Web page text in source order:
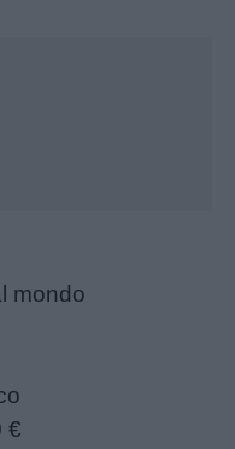
mondo
€